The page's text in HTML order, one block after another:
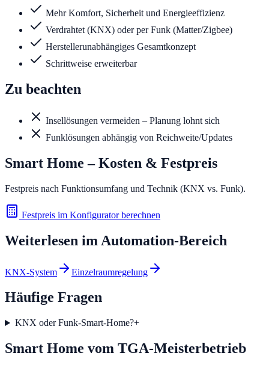
Mehr Komfort, Sicherheit und Energieeffizienz
Verdrahtet (KNX) oder per Funk (Matter/Zigbee)
Herstellerunabhängiges Gesamtkonzept
Schrittweise erweiterbar
Zu beachten
Insellösungen vermeiden – Planung lohnt sich
Funklösungen abhängig von Reichweite/Updates
Smart Home – Kosten & Festpreis
Festpreis nach Funktionsumfang und Technik (KNX vs. Funk).
Festpreis im Konfigurator berechnen
Weiterlesen im Automation-Bereich
KNX-System Einzelraumregelung
Häufige Fragen
KNX oder Funk-Smart-Home?+
Smart Home vom TGA-Meisterbetrieb